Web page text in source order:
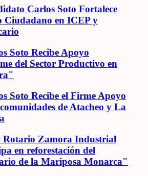
Carlos Soto Fortalece
Ciudadano en ICEP y
Soto Recibe Apoyo
del Sector Productivo en
Soto Recibe el Firme Apoyo
de Atacheo y La
Zamora Industrial
en reforestación del
de la Mariposa Monarca"